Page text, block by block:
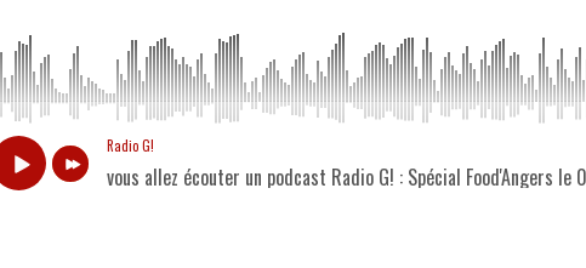
Radio G!
vous allez écouter un podcast Radio G! : Spécial Food'Angers le